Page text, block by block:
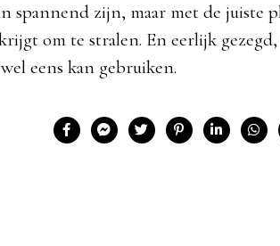
spannend zijn, maar met de juiste
om te stralen. En eerlijk
eens kan gebruiken.